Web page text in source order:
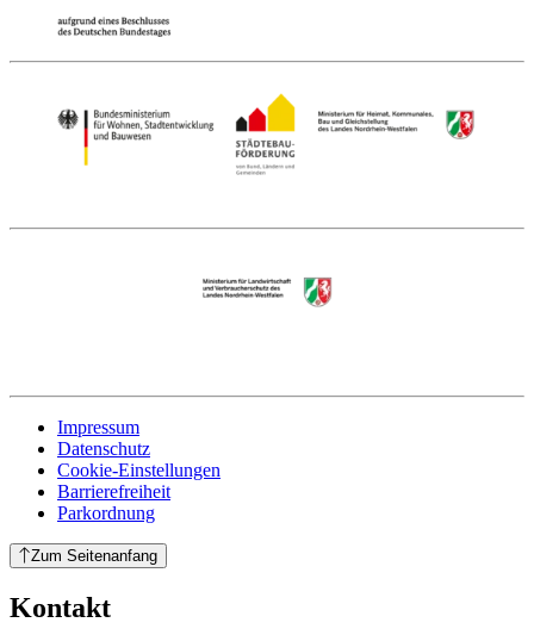
Impressum
Datenschutz
Cookie-Einstellungen
Barrierefreiheit
Parkordnung
Zum Seitenanfang
Kontakt